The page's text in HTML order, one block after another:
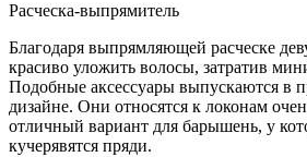
Расческа-выпрямитель
Благодаря выпрямляющей расческе
красиво уложить волосы, затратив
Подобные аксессуары выпускаются в
дизайне. Они относятся к локонам
отличный вариант для барышень, у
кучерявятся пряди.